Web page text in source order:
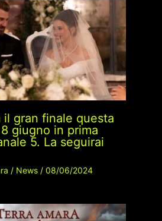
il gran finale questa
giugno in prima
5. La seguirai
/ News/ 08/06/2024